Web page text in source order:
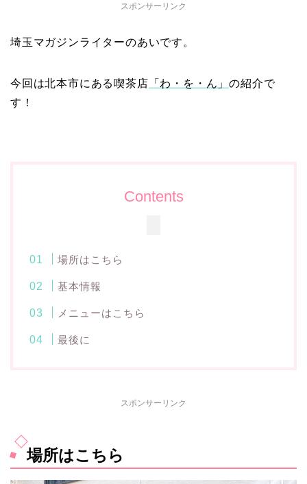
スポンサーリンク
埼玉マガジンライターのあいです。
今回は北本市にある喫茶店 「わ・を・ん」の紹介で
す！
Contents
場所はこちら
基本情報
メニューはこちら
最後に
スポンサーリンク
場所はこちら